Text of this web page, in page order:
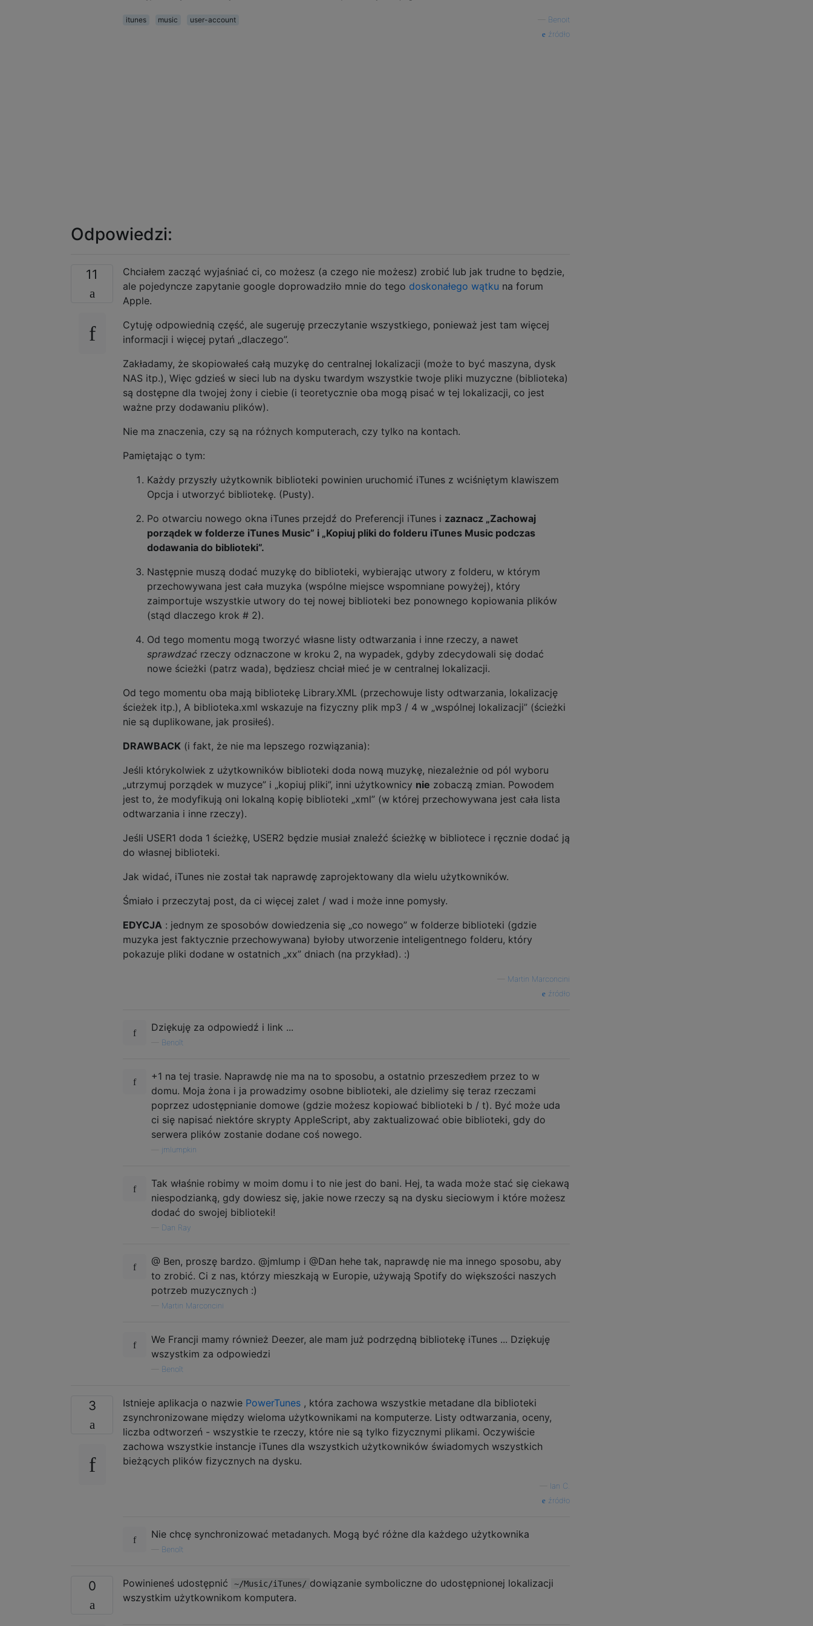
itunes music user-account
Benoit
źródło
Odpowiedzi:
11
Chciałem zacząć wyjaśniać ci, co możesz (a czego nie możesz) zrobić lub jak trudne to będzie,
ale pojedyncze zapytanie google doprowadziło mnie do tego doskonałego wątku na forum
Apple.
Cytuję odpowiednią część, ale sugeruję przeczytanie wszystkiego, ponieważ jest tam więcej
informacji i więcej pytań „dlaczego”.
Zakładamy, że skopiowałeś całą muzykę do centralnej lokalizacji (może to być maszyna, dysk
NAS itp.), Więc gdzieś w sieci lub na dysku twardym wszystkie twoje pliki muzyczne (biblioteka)
są dostępne dla twojej żony i ciebie (i teoretycznie oba mogą pisać w tej lokalizacji, co jest
ważne przy dodawaniu plików).
Nie ma znaczenia, czy są na różnych komputerach, czy tylko na kontach.
Pamiętając o tym:
Każdy przyszły użytkownik biblioteki powinien uruchomić iTunes z wciśniętym klawiszem
Opcja i utworzyć bibliotekę. (Pusty).
Po otwarciu nowego okna iTunes przejdź do Preferencji iTunes i zaznacz „Zachowaj
porządek w folderze iTunes Music” i „Kopiuj pliki do folderu iTunes Music podczas
dodawania do biblioteki”.
Następnie muszą dodać muzykę do biblioteki, wybierając utwory z folderu, w którym
przechowywana jest cała muzyka (wspólne miejsce wspomniane powyżej), który
zaimportuje wszystkie utwory do tej nowej biblioteki bez ponownego kopiowania plików
(stąd dlaczego krok # 2).
Od tego momentu mogą tworzyć własne listy odtwarzania i inne rzeczy, a nawet
sprawdzać rzeczy odznaczone w kroku 2, na wypadek, gdyby zdecydowali się dodać
nowe ścieżki (patrz wada), będziesz chciał mieć je w centralnej lokalizacji.
Od tego momentu oba mają bibliotekę Library.XML (przechowuje listy odtwarzania, lokalizację
ścieżek itp.), A biblioteka.xml wskazuje na fizyczny plik mp3 / 4 w „wspólnej lokalizacji” (ścieżki
nie są duplikowane, jak prosiłeś).
DRAWBACK (i fakt, że nie ma lepszego rozwiązania):
Jeśli którykolwiek z użytkowników biblioteki doda nową muzykę, niezależnie od pól wyboru
„utrzymuj porządek w muzyce” i „kopiuj pliki”, inni użytkownicy nie zobaczą zmian. Powodem
jest to, że modyfikują oni lokalną kopię biblioteki „xml” (w której przechowywana jest cała lista
odtwarzania i inne rzeczy).
Jeśli USER1 doda 1 ścieżkę, USER2 będzie musiał znaleźć ścieżkę w bibliotece i ręcznie dodać ją
do własnej biblioteki.
Jak widać, iTunes nie został tak naprawdę zaprojektowany dla wielu użytkowników.
Śmiało i przeczytaj post, da ci więcej zalet / wad i może inne pomysły.
EDYCJA : jednym ze sposobów dowiedzenia się „co nowego” w folderze biblioteki (gdzie
muzyka jest faktycznie przechowywana) byłoby utworzenie inteligentnego folderu, który
pokazuje pliki dodane w ostatnich „xx” dniach (na przykład). :)
Martin Marconcini
źródło
Dziękuję za odpowiedź i link ...
Benoît
+1 na tej trasie. Naprawdę nie ma na to sposobu, a ostatnio przeszedłem przez to w
domu. Moja żona i ja prowadzimy osobne biblioteki, ale dzielimy się teraz rzeczami
poprzez udostępnianie domowe (gdzie możesz kopiować biblioteki b / t). Być może uda
ci się napisać niektóre skrypty AppleScript, aby zaktualizować obie biblioteki, gdy do
serwera plików zostanie dodane coś nowego.
jmlumpkin
Tak właśnie robimy w moim domu i to nie jest do bani. Hej, ta wada może stać się ciekawą
niespodzianką, gdy dowiesz się, jakie nowe rzeczy są na dysku sieciowym i które możesz
dodać do swojej biblioteki!
Dan Ray
@ Ben, proszę bardzo. @jmlump i @Dan hehe tak, naprawdę nie ma innego sposobu, aby
to zrobić. Ci z nas, którzy mieszkają w Europie, używają Spotify do większości naszych
potrzeb muzycznych :)
Martin Marconcini
We Francji mamy również Deezer, ale mam już podrzędną bibliotekę iTunes ... Dziękuję
wszystkim za odpowiedzi
Benoît
3 Istnieje aplikacja o nazwie PowerTunes , która zachowa wszystkie metadane dla biblioteki
zsynchronizowane między wieloma użytkownikami na komputerze. Listy odtwarzania, oceny,
liczba odtworzeń - wszystkie te rzeczy, które nie są tylko fizycznymi plikami. Oczywiście
zachowa wszystkie instancje iTunes dla wszystkich użytkowników świadomych wszystkich
bieżących plików fizycznych na dysku.
Ian C.
źródło
Nie chcę synchronizować metadanych. Mogą być różne dla każdego użytkownika
Benoît
0 Powinieneś udostępnić ~/Music/iTunes/ dowiązanie symboliczne do udostępnionej lokalizacji
wszystkim użytkownikom komputera.